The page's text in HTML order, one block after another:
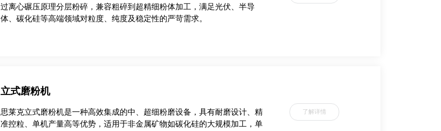
过离心碾压原理分层粉碎，兼容粗碎到超精细粉体加工，满足光伏、半导
体、碳化硅等高端领域对粒度、纯度及稳定性的严苛需求。
立式磨粉机
思莱克立式磨粉机是一种高效集成的中、超细粉磨设备，具有耐磨设计、精
准控粒、单机产量高等优势，适用于非金属矿物如碳化硅的大规模加工，单
了解详情